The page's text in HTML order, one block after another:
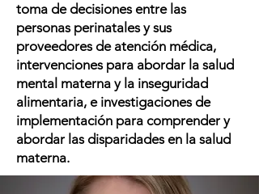
toma de decisiones entre las
personas perinatales y sus
proveedores de atención médica,
intervenciones para abordar la salud
mental materna y la inseguridad
alimentaria, e investigaciones de
implementación para comprender y
abordar las disparidades en la salud
materna.